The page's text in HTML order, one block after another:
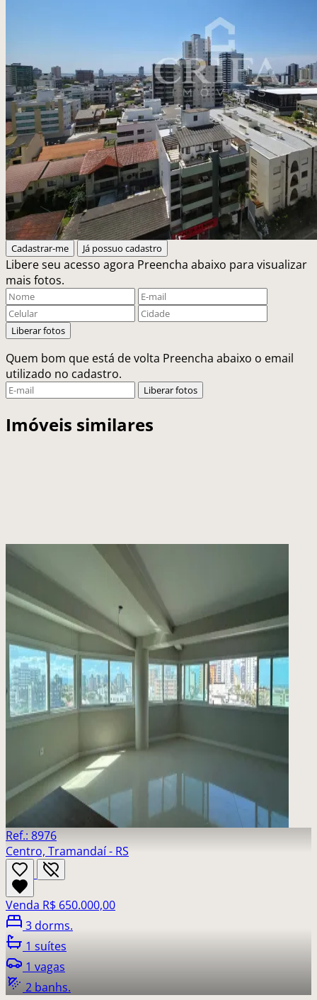
Cadastrar-me Já possuo cadastro
Libere seu acesso agora Preencha abaixo para visualizar
mais fotos.
Liberar fotos
Quem bom que está de volta Preencha abaixo o email
utilizado no cadastro.
Liberar fotos
Imóveis similares
Ref.: 8976
Centro, Tramandaí - RS
Venda R$ 650.000,00
3 dorms.
1 suítes
1 vagas
2 banhs.